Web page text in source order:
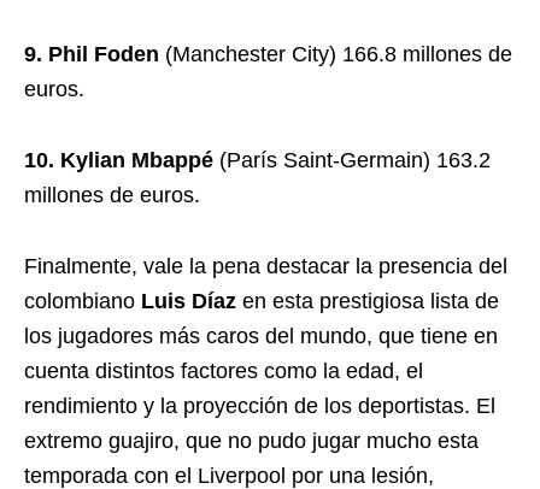
9. Phil Foden (Manchester City) 166.8 millones de
euros.
10. Kylian Mbappé (París Saint-Germain) 163.2
millones de euros.
Finalmente, vale la pena destacar la presencia del
colombiano Luis Díaz en esta prestigiosa lista de
los jugadores más caros del mundo, que tiene en
cuenta distintos factores como la edad, el
rendimiento y la proyección de los deportistas. El
extremo guajiro, que no pudo jugar mucho esta
temporada con el Liverpool por una lesión,